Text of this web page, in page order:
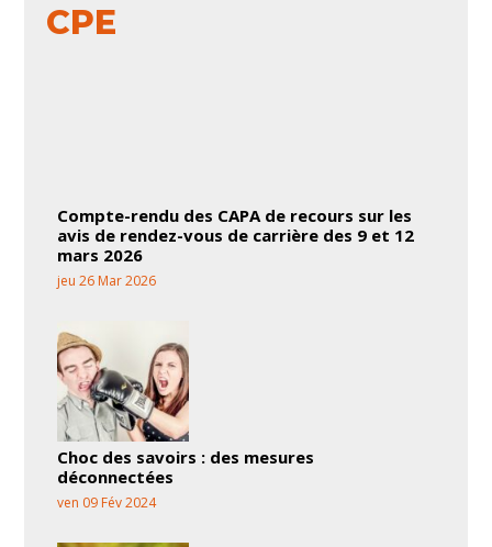
CPE
Compte-rendu des CAPA de recours sur les
avis de rendez-vous de carrière des 9 et 12
mars 2026
jeu 26 Mar 2026
Choc des savoirs : des mesures
déconnectées
ven 09 Fév 2024